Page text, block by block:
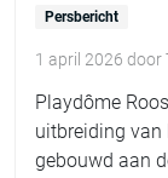
Persbericht
1 april 2026 door
Playdôme
uitbreiding van
gebouwd aan